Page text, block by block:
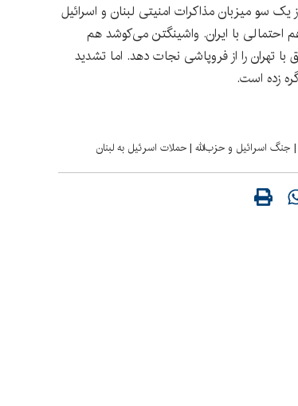
یک سو میزبان مذاکرات امنیتی لبنان و اسرائیل
احتمالی با ایران. واشینگتن می‌کوشد هم
تهران را از فروپاشی نجات دهد. اما تشدید
زده است.
| جنگ اسرائیل و حزب‌الله |حملات اسرئیل به لبنان